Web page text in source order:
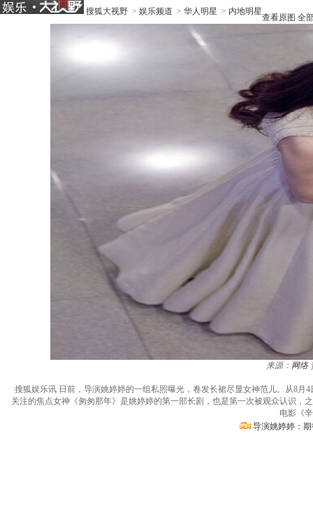
搜狐大视野 > 娱乐频道 > 华人明星 > 内地明星
查看原图 全
来源： 网络
搜狐娱乐讯 日前，导演姚婷婷的一组私照曝光，卷发长裙尽显女神范儿。从8
关注的焦点女神《匆匆那年》是姚婷婷的第一部长剧，也是第一次被观众认识
电影《
导演姚婷婷：